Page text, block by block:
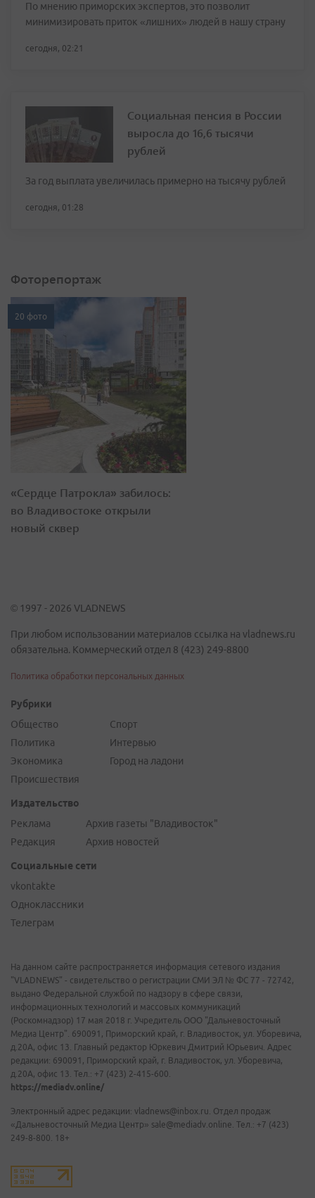
По мнению приморских экспертов, это позволит
минимизировать приток «лишних» людей в нашу страну
сегодня, 02:21
Социальная пенсия в России
выросла до 16,6 тысячи
рублей
За год выплата увеличилась примерно на тысячу рублей
сегодня, 01:28
Фоторепортаж
20 фото
«Сердце Патрокла» забилось:
во Владивостоке открыли
новый сквер
© 1997 - 2026 VLADNEWS
При любом использовании материалов ссылка на vladnews.ru
обязательна. Коммерческий отдел 8 (423) 249-8800
Политика обработки персональных данных
Рубрики
Общество
Политика
Экономика
Происшествия
Спорт
Интервью
Город на ладони
Издательство
Реклама
Редакция
Архив газеты "Владивосток"
Архив новостей
Социальные сети
vkontakte
Одноклассники
Телеграм
На данном сайте распространяется информация сетевого издания
"VLADNEWS" - свидетельство о регистрации СМИ ЭЛ № ФС 77 - 72742,
выдано Федеральной службой по надзору в сфере связи,
информационных технологий и массовых коммуникаций
(Роскомнадзор) 17 мая 2018 г. Учредитель ООО "Дальневосточный
Медиа Центр". 690091, Приморский край, г. Владивосток, ул. Уборевича,
д.20А, офис 13. Главный редактор Юркевич Дмитрий Юрьевич. Адрес
редакции: 690091, Приморский край, г. Владивосток, ул. Уборевича,
д.20А, офис 13. Тел.: +7 (423) 2-415-600.
https://mediadv.online/
Электронный адрес редакции: vladnews@inbox.ru. Отдел продаж
«Дальневосточный Медиа Центр» sale@mediadv.online. Тел.: +7 (423)
249-8-800. 18+